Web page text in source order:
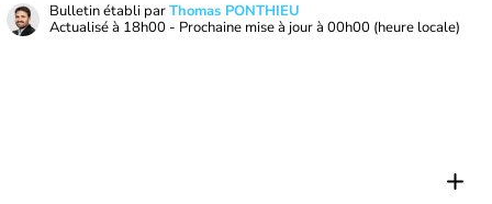
Bulletin établi parThomas PONTHIEU
Actualisé à 18h00 - Prochaine mise à jour à 00h00 (heure locale)